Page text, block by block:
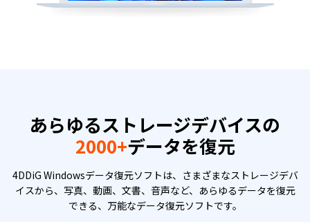
あらゆるストレージデバイスの
2000+データを復元
4DDiG Windowsデータ復元ソフトは、さまざまなストレージデバ
イスから、写真、動画、文書、音声など、あらゆるデータを復元
できる、万能なデータ復元ソフトです。